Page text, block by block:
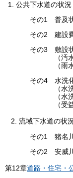
公共下水道の状況
その1 普及
その2 建設
その3 敷設
（汚水
（雨水
その4 水洗化
（水洗化
（水洗便所
（受益者
2. 流域下水道の状
その1 猪名川
その2 安威川
第12章道路・住宅・